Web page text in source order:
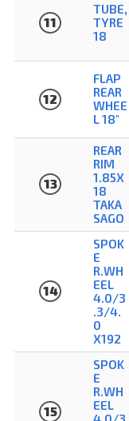
11
TUBE,
TYRE
18
12
FLAP
REAR
WHEE
L 18"
13
REAR
RIM
1.85X
18
TAKA
SAGO
14
SPOK
E
R.WH
EEL
4.0/3
.3/4.
0
X192
15
SPOK
E
R.WH
EEL